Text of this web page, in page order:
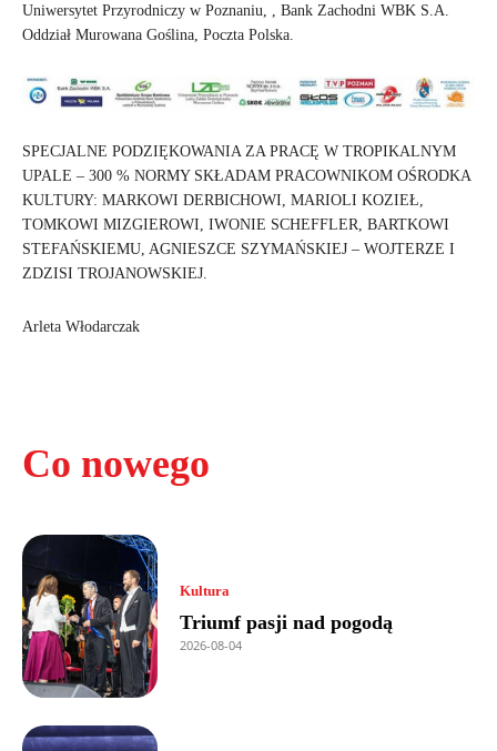
Co nowego
Kultura
Triumf pasji nad pogodą
2026-08-04
Uniwersytet Przyrodniczy w Poznaniu, , Bank Zachodni WBK S.A.
Oddział Murowana Goślina, Poczta Polska.
SPECJALNE PODZIĘKOWANIA ZA PRACĘ W TROPIKALNYM
UPALE – 300 % NORMY SKŁADAM PRACOWNIKOM OŚRODKA
KULTURY: MARKOWI DERBICHOWI, MARIOLI KOZIEŁ,
TOMKOWI MIZGIEROWI, IWONIE SCHEFFLER, BARTKOWI
STEFAŃSKIEMU, AGNIESZCE SZYMAŃSKIEJ – WOJTERZE I
ZDZISI TROJANOWSKIEJ.
Arleta Włodarczak